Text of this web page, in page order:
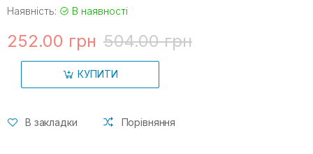
Наявність: В наявності
252.00 грн 504.00 грн
КУПИТИ
В закладки Порівняння